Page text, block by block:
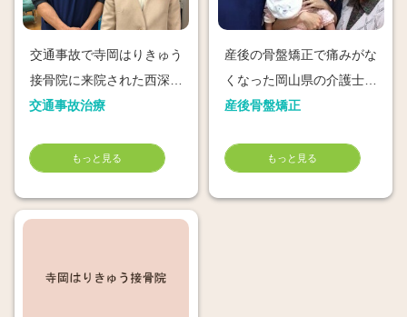
交通事故で寺岡はりきゅう
接骨院に来院された西深津
町匿名さん51歳
交通事故治療
もっと見る
産後の骨盤矯正で痛みがな
くなった岡山県の介護士さ
ん
産後骨盤矯正
もっと見る